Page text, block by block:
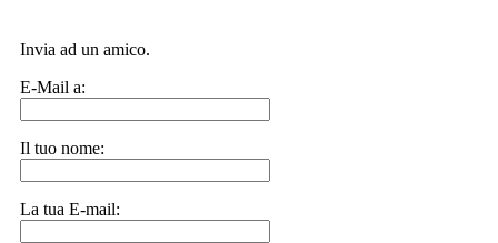
Invia ad un amico.
E-Mail a:
Il tuo nome:
La tua E-mail: